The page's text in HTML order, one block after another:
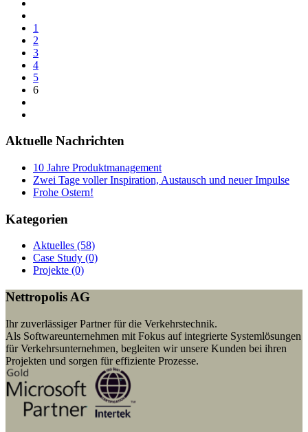
1
2
3
4
5
6
Aktuelle Nachrichten
10 Jahre Produktmanagement
Zwei Tage voller Inspiration, Austausch und neuer Impulse
Frohe Ostern!
Kategorien
Aktuelles (58)
Case Study (0)
Projekte (0)
Nettropolis AG
Ihr zuverlässiger Partner für die Verkehrstechnik.
Als Softwareunternehmen mit Fokus auf integrierte Systemlösungen
für Verkehrsunternehmen, begleiten wir unsere Kunden bei ihren
Projekten und sorgen für effiziente Prozesse.